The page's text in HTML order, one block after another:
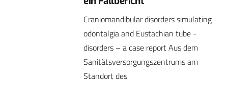
Craniomandibular disorders simulating
odontalgia and Eustachian tube -
disorders – a case report Aus dem
Sanitätsversorgungszentrums am
Standort des